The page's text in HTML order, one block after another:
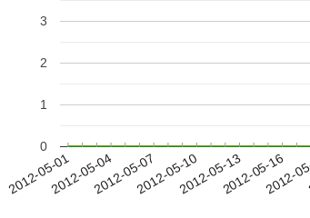
2012-05-012012-05-042012-05-072012-05-102012-05-132012-05-16
2012-
0
1
2
3